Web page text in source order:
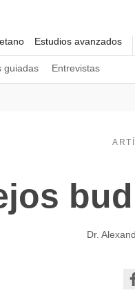
guiadas Entrevistas
Estudios avanzados
Dr.